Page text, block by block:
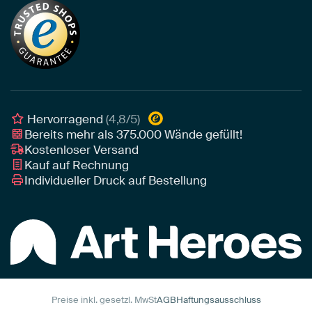
Alu-Dibond
Tapete
Leinwand
Leinwand für draußen
Die richtige Größe bestimmen
Akustik-Tipps
Tipps von unseren Botschaftern
Individuelle Einrichtungsberatung
Nachhaltigkeit
Unser Team
Botschafter
Awards und Preise
Art Heroes App
Hervorragend(4,8/5)
Bereits mehr als375.000Wände gefüllt!
Kostenloser Versand
Kauf auf Rechnung
Individueller Druck auf Bestellung
Preise inkl. gesetzl. MwStAGBHaftungsausschluss